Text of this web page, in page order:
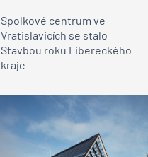
Spolkové centrum ve
Vratislavicích se stalo
Stavbou roku Libereckého
kraje